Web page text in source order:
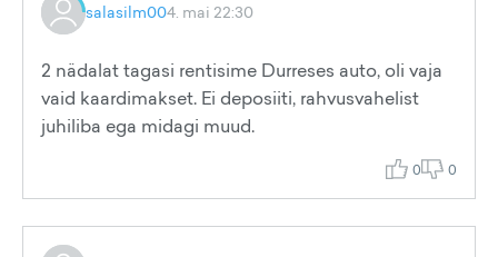
salasilm004. mai 22:30
2 nädalat tagasi rentisime Durreses auto, oli vaja
vaid kaardimakset. Ei deposiiti, rahvusvahelist
juhiliba ega midagi muud.
0 0